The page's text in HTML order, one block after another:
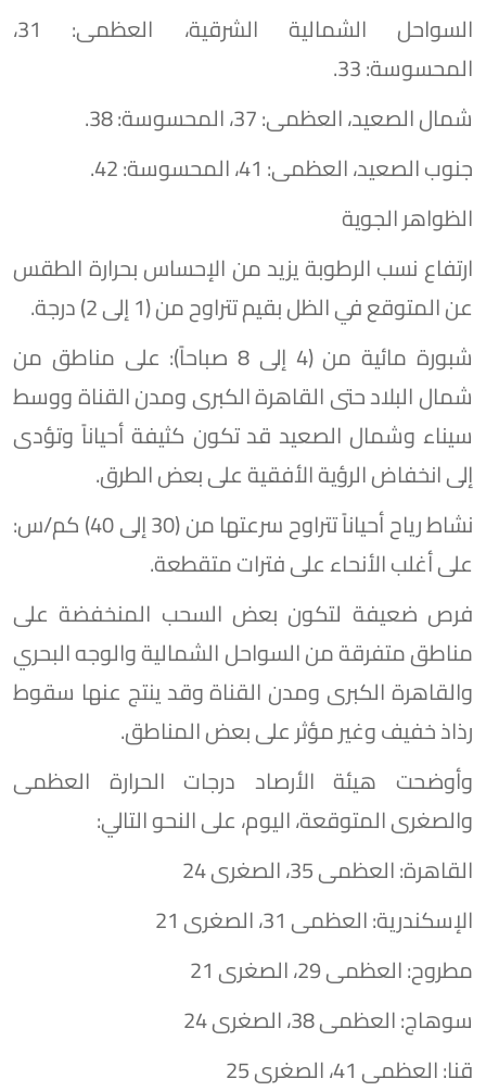
السواحل الشمالية الشرقية، العظمى: 31،
المحسوسة: 33.
شمال الصعيد، العظمى: 37، المحسوسة: 38.
جنوب الصعيد، العظمى: 41، المحسوسة: 42.
الظواهر الجوية
​ارتفاع نسب الرطوبة يزيد من الإحساس بحرارة الطقس
عن المتوقع في الظل بقيم تتراوح من (1 إلى 2) درجة.
​شبورة مائية من (4 إلى 8 صباحاً): على مناطق من
شمال البلاد حتى القاهرة الكبرى ومدن القناة ووسط
سيناء وشمال الصعيد قد تكون كثيفة أحياناً وتؤدى
إلى انخفاض الرؤية الأفقية على بعض الطرق.
​نشاط رياح أحياناً تتراوح سرعتها من (30 إلى 40) كم/س:
على أغلب الأنحاء على فترات متقطعة.
​فرص ضعيفة لتكون بعض السحب المنخفضة على
مناطق متفرقة من السواحل الشمالية والوجه البحري
والقاهرة الكبرى ومدن القناة وقد ينتج عنها سقوط
رذاذ خفيف وغير مؤثر على بعض المناطق.
وأوضحت هيئة الأرصاد درجات الحرارة العظمى
والصغرى المتوقعة، اليوم، على النحو التالي:
​القاهرة: العظمى 35، الصغرى 24
​الإسكندرية: العظمى 31، الصغرى 21
​مطروح: العظمى 29، الصغرى 21
​سوهاج: العظمى 38، الصغرى 24
​قنا: العظمى 41، الصغرى 25